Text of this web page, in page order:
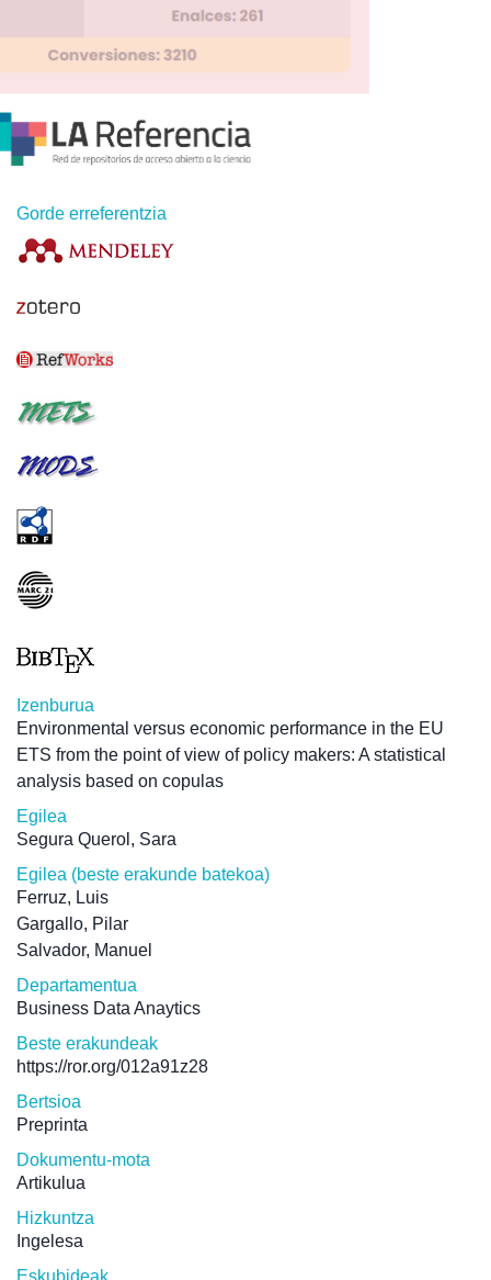
Gorde erreferentzia
Izenburua
Environmental versus economic performance in the EU
ETS from the point of view of policy makers: A statistical
analysis based on copulas
Egilea
Segura Querol, Sara
Egilea (beste erakunde batekoa)
Ferruz, Luis
Gargallo, Pilar
Salvador, Manuel
Departamentua
Business Data Anaytics
Beste erakundeak
https://ror.org/012a91z28
Bertsioa
Preprinta
Dokumentu-mota
Artikulua
Hizkuntza
Ingelesa